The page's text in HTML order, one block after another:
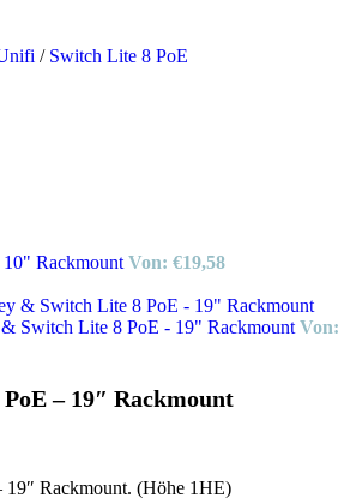
/ Switch Lite 8 PoE
Rackmount Von: €19,58
Switch Lite 8 PoE - 19" Rackmount Von:
– 19″ Rackmount
Rackmount. (Höhe 1HE)